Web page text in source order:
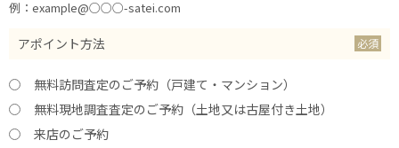
例：example@○○○-satei.com
アポイント方法
無料訪問査定のご予約（戸建て・マンション）
無料現地調査査定のご予約（土地又は古屋付き土地）
来店のご予約